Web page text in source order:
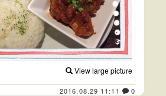
View large picture
2016.08.29 11:11 0